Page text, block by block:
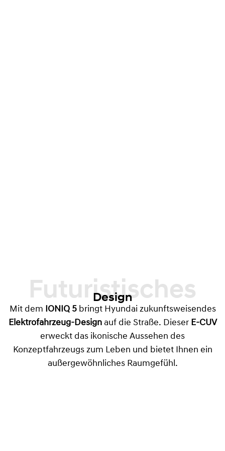
Futuristisches
Design
Mit dem IONIQ 5bringt Hyundai zukunftsweisendes
Elektrofahrzeug-Designauf die Straße. Dieser E-CUV
erweckt das ikonische Aussehen des
Konzeptfahrzeugs zum Leben und bietet Ihnen ein
außergewöhnliches Raumgefühl.